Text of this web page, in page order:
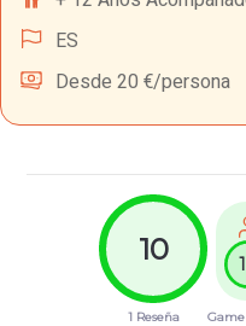
ES
Desde 20 €/persona
10
1 Reseña